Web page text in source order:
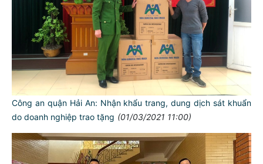
Công an quận Hải An: Nhận khẩu trang, dung dịch sát khuẩn
do doanh nghiệp trao tặng (01/03/2021 11:00)